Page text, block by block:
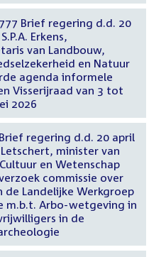
Brief regering d.d. 20
Erkens,
van Landbouw,
en Natuur
agenda informele
Visserijraad van 3 tot
2026
regering d.d. 20 april
Letschert, minister van
en Wetenschap
commissie over
de Landelijke Werkgroep
m.b.t. Arbo-wetgeving in
in de